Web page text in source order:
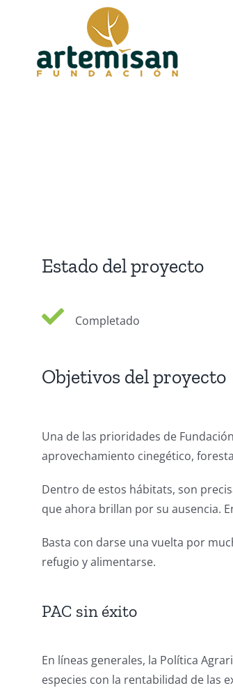
contenido
Estado del proyecto
Completado
Objetivos del proyecto
Una de las prioridades de
aprovechamiento cinegético,
Dentro de estos hábitats, son
que ahora brillan por su ausencia.
Basta con darse una vuelta por
refugio y alimentarse.
PAC sin éxito
En líneas generales, la Política
especies con la rentabilidad de las